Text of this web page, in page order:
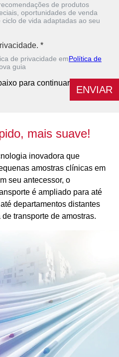
de produtos
oportunidades de venda
de vida adaptadas ao seu
*
de privacidade emPolítica de
guia
para continuar
ENVIAR
mais suave!
inovadora que
amostras clínicas em
seu antecessor, o
é ampliado para até
departamentos distantes
transporte de amostras.